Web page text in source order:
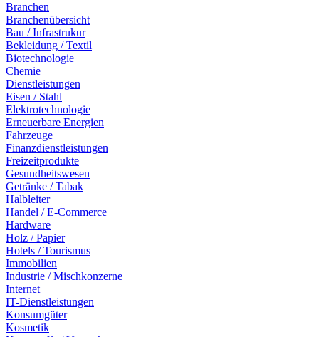
Branchen
Branchenübersicht
Bau / Infrastrukur
Bekleidung / Textil
Biotechnologie
Chemie
Dienstleistungen
Eisen / Stahl
Elektrotechnologie
Erneuerbare Energien
Fahrzeuge
Finanzdienstleistungen
Freizeitprodukte
Gesundheitswesen
Getränke / Tabak
Halbleiter
Handel / E-Commerce
Hardware
Holz / Papier
Hotels / Tourismus
Immobilien
Industrie / Mischkonzerne
Internet
IT-Dienstleistungen
Konsumgüter
Kosmetik